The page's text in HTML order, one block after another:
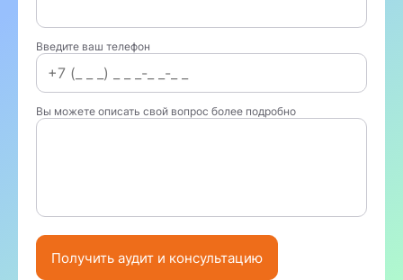
Введите ваш телефон
Вы можете описать свой вопрос более подробно
Получить аудит и консультацию